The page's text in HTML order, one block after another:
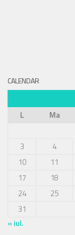
CALENDAR
L
Ma
3
4
10
11
17
18
24
25
31
« iul.